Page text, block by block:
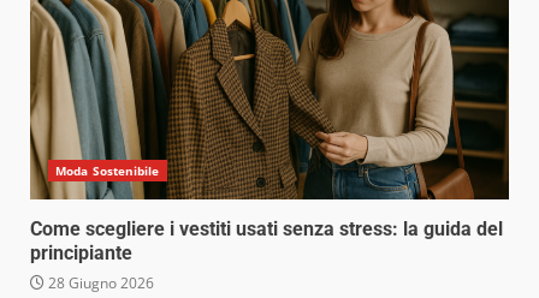
Moda Sostenibile
Come scegliere i vestiti usati senza stress: la guida del
principiante
28 Giugno 2026